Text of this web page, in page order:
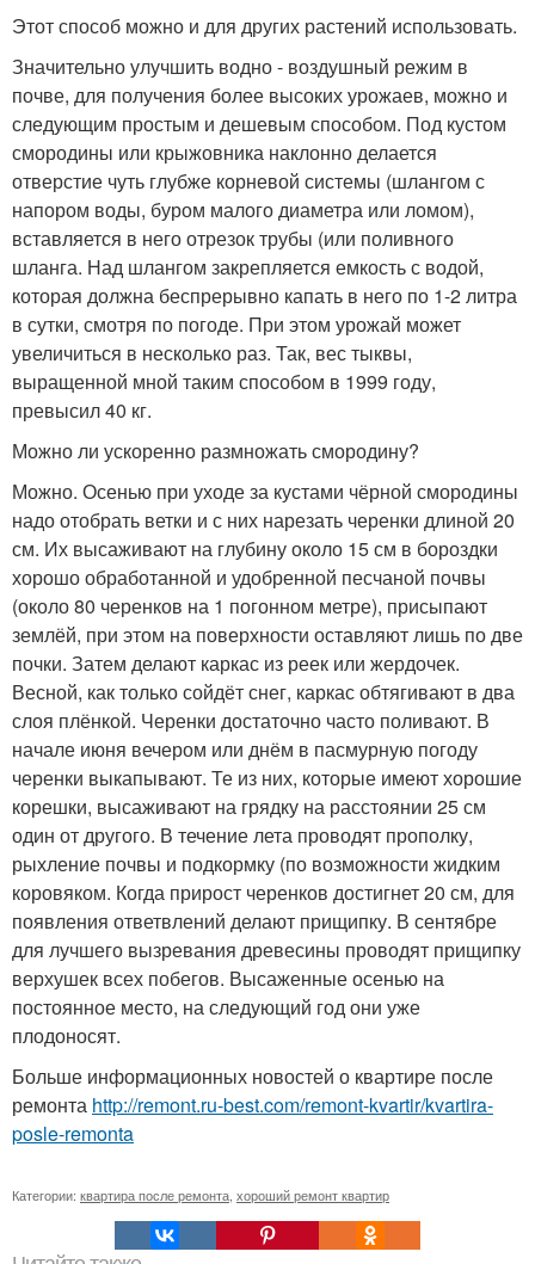
Этот способ можно и для других растений использовать.
Значительно улучшить водно - воздушный режим в
почве, для получения более высоких урожаев, можно и
следующим простым и дешевым способом. Под кустом
смородины или крыжовника наклонно делается
отверстие чуть глубже корневой системы (шлангом с
напором воды, буром малого диаметра или ломом),
вставляется в него отрезок трубы (или поливного
шланга. Над шлангом закрепляется емкость с водой,
которая должна беспрерывно капать в него по 1-2 литра
в сутки, смотря по погоде. При этом урожай может
увеличиться в несколько раз. Так, вес тыквы,
выращенной мной таким способом в 1999 году,
превысил 40 кг.
Можно ли ускоренно размножать смородину?
Можно. Осенью при уходе за кустами чёрной смородины
надо отобрать ветки и с них нарезать черенки длиной 20
см. Их высаживают на глубину около 15 см в бороздки
хорошо обработанной и удобренной песчаной почвы
(около 80 черенков на 1 погонном метре), присыпают
землёй, при этом на поверхности оставляют лишь по две
почки. Затем делают каркас из реек или жердочек.
Весной, как только сойдёт снег, каркас обтягивают в два
слоя плёнкой. Черенки достаточно часто поливают. В
начале июня вечером или днём в пасмурную погоду
черенки выкапывают. Те из них, которые имеют хорошие
корешки, высаживают на грядку на расстоянии 25 см
один от другого. В течение лета проводят прополку,
рыхление почвы и подкормку (по возможности жидким
коровяком. Когда прирост черенков достигнет 20 см, для
появления ответвлений делают прищипку. В сентябре
для лучшего вызревания древесины проводят прищипку
верхушек всех побегов. Высаженные осенью на
постоянное место, на следующий год они уже
плодоносят.
Больше информационных новостей о квартире после
ремонта http://remont.ru-best.com/remont-kvartir/kvartira-
posle-remonta
Категории: квартира после ремонта хороший ремонт квартир